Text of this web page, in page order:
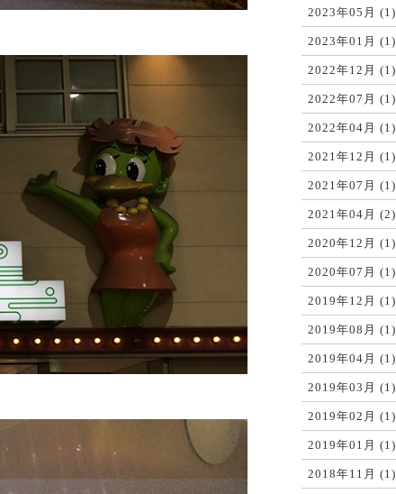
2023年05月 (1)
2023年01月 (1)
2022年12月 (1)
2022年07月 (1)
2022年04月 (1)
2021年12月 (1)
2021年07月 (1)
2021年04月 (2)
2020年12月 (1)
2020年07月 (1)
2019年12月 (1)
2019年08月 (1)
2019年04月 (1)
2019年03月 (1)
2019年02月 (1)
2019年01月 (1)
2018年11月 (1)